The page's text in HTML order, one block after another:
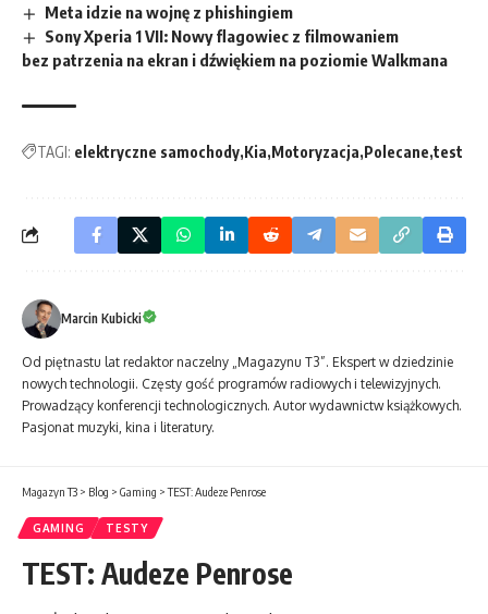
Meta idzie na wojnę z phishingiem
Sony Xperia 1 VII: Nowy flagowiec z filmowaniem
bez patrzenia na ekran i dźwiękiem na poziomie Walkmana
TAGI: elektryczne samochody Kia Motoryzacja Polecane test
Marcin Kubicki
Od piętnastu lat redaktor naczelny „Magazynu T3”. Ekspert w dziedzinie
nowych technologii. Częsty gość programów radiowych i telewizyjnych.
Prowadzący konferencji technologicznych. Autor wydawnictw książkowych.
Pasjonat muzyki, kina i literatury.
Magazyn T3 > Blog > Gaming >TEST: Audeze Penrose
GAMING TESTY
TEST: Audeze Penrose